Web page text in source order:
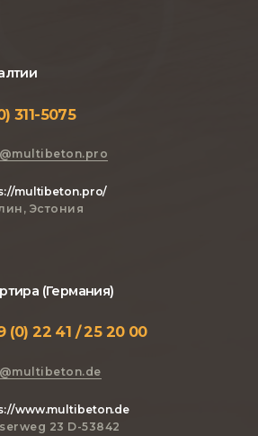
311-5075
multibeton.pro/
Эстония
(Германия)
(0) 22 41 / 25 20 00
www.multibeton.de
23 D-53842